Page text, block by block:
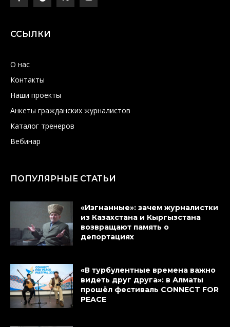
ССЫЛКИ
О нас
Контакты
Наши проекты
Анкеты гражданских журналистов
Каталог тренеров
Вебинар
ПОПУЛЯРНЫЕ СТАТЬИ
«Изгнанные»: зачем журналистки
из Казахстана и Кыргызстана
возвращают память о
депортациях
«В турбулентные времена важно
видеть друг друга»: в Алматы
прошёл фестиваль CONNECT FOR
PEACE